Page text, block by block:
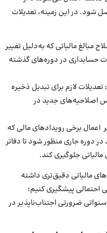
شود. در این زمینه، تعدیلات
مبالغ مالیاتی که به‌دلیل تغییر
حسابداری در دوره‌های گذشته
: تعدیلات لازم برای تبدیل ذخیره
اصلاحیه‌های جدید در
اعمال برخی رویدادهای مالی که
در دوره جاری منظور شود تا دفاتر
جلوگیری کند.
مالیاتی دقیق‌تری داشته
احتمالی پیشگیری کنیم؛
ضرورتی اجتناب‌ناپذیر در